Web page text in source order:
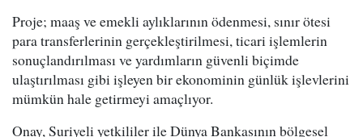
Proje; maaş ve emekli aylıklarının ödenmesi, sınır ötesi
para transferlerinin gerçekleştirilmesi, ticari işlemlerin
sonuçlandırılması ve yardımların güvenli biçimde
ulaştırılması gibi işleyen bir ekonominin günlük işlevlerini
mümkün hale getirmeyi amaçlıyor.
Onay, Suriyeli yetkililer ile Dünya Bankasının bölgesel